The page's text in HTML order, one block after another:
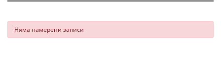
Няма намерени записи